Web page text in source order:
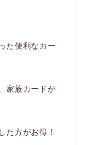
た便利なカー
家族カードが
た方がお得！